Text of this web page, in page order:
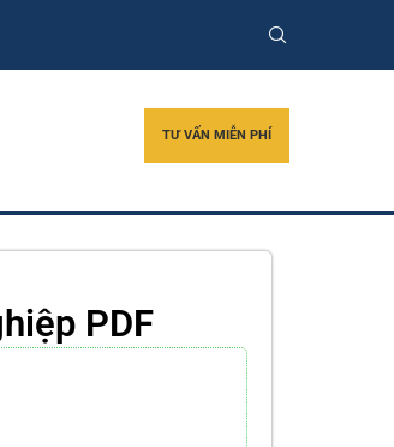
TƯ VẤN MIỄN PHÍ
PDF